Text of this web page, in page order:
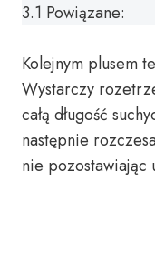
3.1 Powiązane:
Kolejnym plusem
Wystarczy
całą długość
następnie
nie pozostawiając